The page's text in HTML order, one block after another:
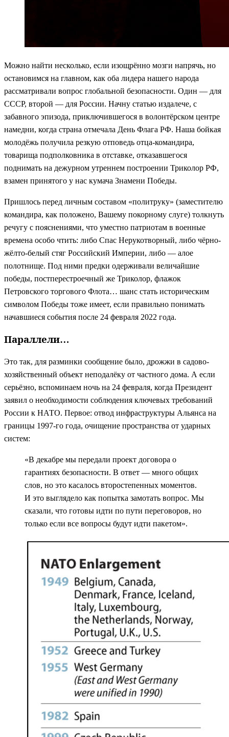
Можно найти несколько, если изощрённо мозги напрячь, но
остановимся на главном, как оба лидера нашего народа
рассматривали вопрос глобальной безопасности. Один — для
СССР, второй — для России. Начну статью издалече, с
забавного эпизода, приключившегося в волонтёрском центре
намедни, когда страна отмечала День Флага РФ. Наша бойкая
молодёжь получила резкую отповедь отца-командира,
товарища подполковника в отставке, отказавшегося
поднимать на дежурном утреннем построении Триколор РФ,
взамен принятого у нас кумача Знамени Победы.
Пришлось перед личным составом «политруку» (заместителю
командира, как положено, Вашему покорному слуге) толкнуть
речугу с пояснениями, что уместно патриотам в военные
времена особо чтить: либо Спас Нерукотворный, либо чёрно-
жёлто-белый стяг Российский Империи, либо — алое
полотнище. Под ними предки одерживали величайшие
победы, постперестроечный же Триколор, флажок
Петровского торгового Флота… шанс стать историческим
символом Победы тоже имеет, если правильно понимать
начавшиеся события после 24 февраля 2022 года.
Параллели…
Это так, для разминки сообщение было, дрожжи в садово-
хозяйственный объект неподалёку от частного дома. А если
серьёзно, вспоминаем ночь на 24 февраля, когда Президент
заявил о необходимости соблюдения ключевых требований
России к НАТО. Первое: отвод инфраструктуры Альянса на
границы 1997-го года, очищение пространства от ударных
систем:
«В декабре мы передали проект договора о
гарантиях безопасности. В ответ — много общих
слов, но это касалось второстепенных моментов.
И это выглядело как попытка замотать вопрос. Мы
сказали, что готовы идти по пути переговоров, но
только если все вопросы будут идти пакетом».